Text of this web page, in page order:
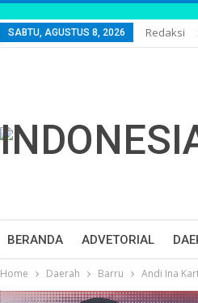
SABTU, AGUSTUS 8, 2026 Redaksi
BERANDA ADVETORIAL
Home Daerah Barru Andi Ina